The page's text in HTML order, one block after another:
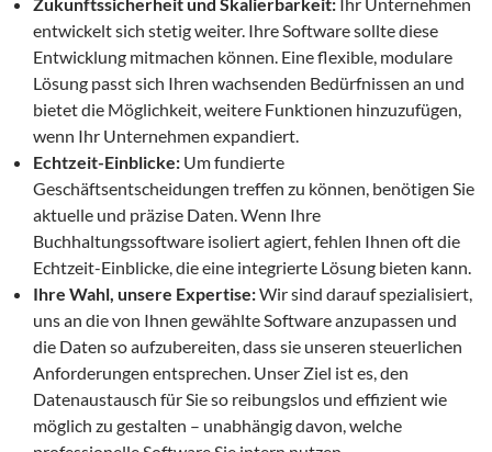
entwickelt sich stetig weiter. Ihre Software sollte diese
Entwicklung mitmachen können. Eine flexible, modulare
Lösung passt sich Ihren wachsenden Bedürfnissen an und
bietet die Möglichkeit, weitere Funktionen hinzuzufügen,
wenn Ihr Unternehmen expandiert.
Echtzeit-Einblicke: Um fundierte
Geschäftsentscheidungen treffen zu können, benötigen Sie
aktuelle und präzise Daten. Wenn Ihre
Buchhaltungssoftware isoliert agiert, fehlen Ihnen oft die
Echtzeit-Einblicke, die eine integrierte Lösung bieten kann.
Ihre Wahl, unsere Expertise:Wir sind darauf spezialisiert,
uns an die von Ihnen gewählte Software anzupassen und
die Daten so aufzubereiten, dass sie unseren steuerlichen
Anforderungen entsprechen. Unser Ziel ist es, den
Datenaustausch für Sie so reibungslos und effizient wie
möglich zu gestalten – unabhängig davon, welche